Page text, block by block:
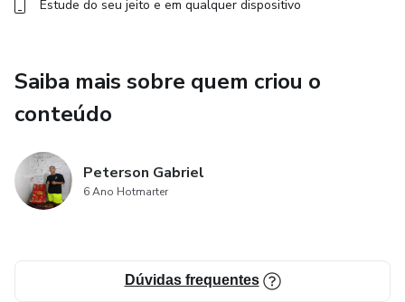
Estude do seu jeito e em qualquer dispositivo
Saiba mais sobre quem criou o
conteúdo
Peterson Gabriel
6 Ano Hotmarter
Dúvidas frequentes